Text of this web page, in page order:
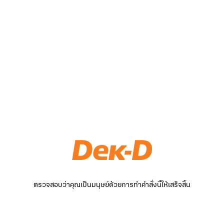
ตรวจสอบว่าคุณเป็นมนุษย์ด้วยการทำคำสั่งนี้ให้เสร็จสิ้น